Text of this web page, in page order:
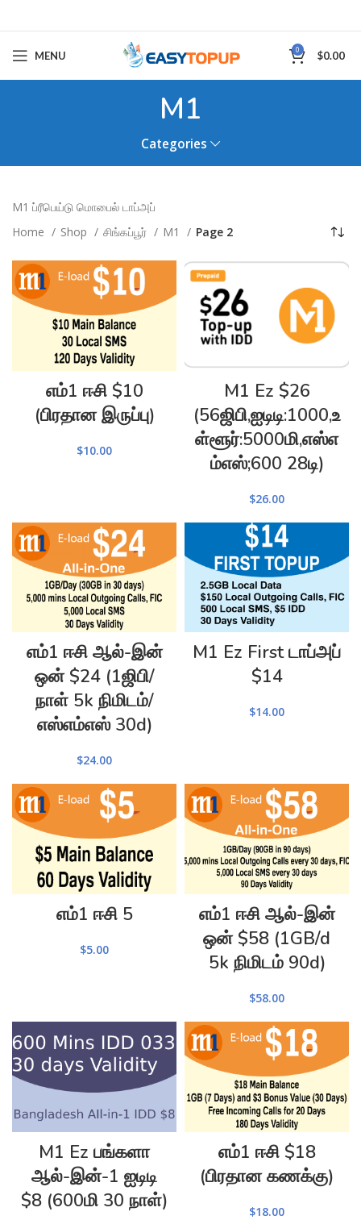
MENU 0 $0.00
M1
Categories
M1 ப்ரீபெய்டு மொபைல் டாப்அப்
Home
Shop சிங்கப்பூர் M1 Page 2
எம்1 ஈசி $10
(பிரதான இருப்பு)
$10.00
M1 Ez $26
(56ஜிபி,ஐடிடி:1000,உ
ள்ளூர்:5000மி,எஸ்எ
ம்எஸ்;600 28டி)
$26.00
எம்1 ஈசி ஆல்-இன்
ஒன் $24 (1ஜிபி/
நாள் 5k நிமிடம்/
எஸ்எம்எஸ் 30d)
$24.00
M1 Ez First டாப்அப்
$14
$14.00
எம்1 ஈசி 5
$5.00
எம்1 ஈசி ஆல்-இன்
ஒன் $58 (1GB/d
5k நிமிடம் 90d)
$58.00
M1 Ez பங்களா
ஆல்-இன்-1 ஐடிடி
$8 (600மி 30 நாள்)
எம்1 ஈசி $18
(பிரதான கணக்கு)
$18.00